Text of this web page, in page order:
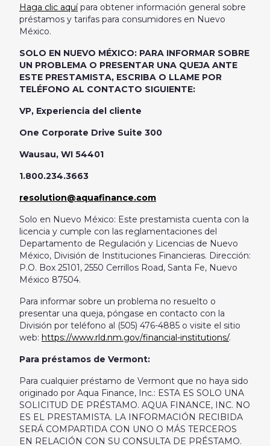
Haga clic aquípara obtener información general sobre
préstamos y tarifas para consumidores en Nuevo
México.
SOLO EN NUEVO MÉXICO: PARA INFORMAR SOBRE
UN PROBLEMA O PRESENTAR UNA QUEJA ANTE
ESTE PRESTAMISTA, ESCRIBA O LLAME POR
TELÉFONO AL CONTACTO SIGUIENTE:
VP, Experiencia del cliente
One Corporate Drive Suite 300
Wausau, WI 54401
1.800.234.3663
resolution@aquafinance.com
Solo en Nuevo México: Este prestamista cuenta con la
licencia y cumple con las reglamentaciones del
Departamento de Regulación y Licencias de Nuevo
México, División de Instituciones Financieras. Dirección:
P.O. Box 25101, 2550 Cerrillos Road, Santa Fe, Nuevo
México 87504.
Para informar sobre un problema no resuelto o
presentar una queja, póngase en contacto con la
División por teléfono al (505) 476-4885 o visite el sitio
web: https://www.rld.nm.gov/financial-institutions/.
Para préstamos de Vermont:
Para cualquier préstamo de Vermont que no haya sido
originado por Aqua Finance, Inc.: ESTA ES SOLO UNA
SOLICITUD DE PRÉSTAMO. AQUA FINANCE, INC. NO
ES EL PRESTAMISTA. LA INFORMACIÓN RECIBIDA
SERÁ COMPARTIDA CON UNO O MÁS TERCEROS
EN RELACIÓN CON SU CONSULTA DE PRÉSTAMO.